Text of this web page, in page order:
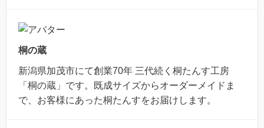
桐の蔵
新潟県加茂市にて創業70年 三代続く桐たんす工房
「桐の蔵」です。既成サイズからオーダーメイドま
で、お客様にあった桐たんすをお届けします。